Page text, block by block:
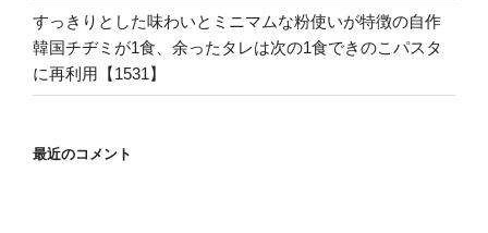
すっきりとした味わいとミニマムな粉使いが特徴の自作
韓国チヂミが1食、余ったタレは次の1食できのこパスタ
に再利用【1531】
最近のコメント